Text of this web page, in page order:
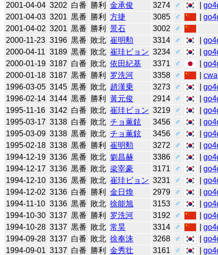
2001-04-04 3202 白番 勝利 金承俊 3274 ♂ |
2001-04-03 3201 黒番 勝利 方捷 3085 ♂ |
2001-04-02 3201 黒番 勝利 景石 3002
♂
2000-11-23 3196 黒番 敗北 崔明勲 3314 ♂ |
2000-04-11 3189 黒番 敗北 崔珪ビョン 3234 ♂ |
2000-01-19 3187 白番 敗北 依田紀基 3371 ♂ |
2000-01-18 3187 黒番 勝利 罗洗河 3358 ♂ |cwa
1996-03-05 3145 黒番 敗北 趙漢乗 3273 ♂ |
1996-02-14 3144 黒番 勝利 黃元俊 2914 ♂ |
1995-11-16 3142 白番 敗北 崔珪ビョン 3219 ♂ |
1995-03-17 3138 白番 敗北 チョ薫鉉 3456 ♂ |
1995-03-09 3138 黒番 敗北 チョ薫鉉 3456 ♂ |
1995-02-18 3138 黒番 勝利 崔明勲 3272 ♂ |
1994-12-19 3136 黒番 敗北 劉昌赫 3386 ♂ |
1994-12-17 3136 黒番 敗北 梁宰豪 3171 ♂ |
1994-12-10 3136 黒番 敗北 崔珪ビョン 3231 ♂ |
1994-12-02 3136 白番 勝利 金日煥 2979 ♂ |
1994-11-10 3136 黒番 敗北 徐能旭 3153 ♂ |
1994-10-30 3137 黒番 勝利 罗洗河 3192 ♂ |
1994-10-28 3137 黒番 敗北 常昊 3314 ♂ |
1994-09-28 3137 白番 敗北 徐奉洙 3268 ♂ |
1994-09-01 3137 白番 勝利 金秀壮 3161 ♂ |